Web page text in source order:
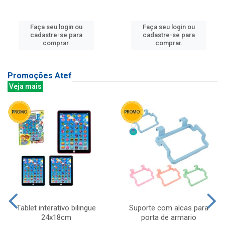
Faça seu login ou
cadastre-se para
comprar.
Faça seu login ou
cadastre-se para
comprar.
Promoções Atef
Veja mais
Tablet interativo bilingue
24x18cm
Suporte com alcas para
porta de armario